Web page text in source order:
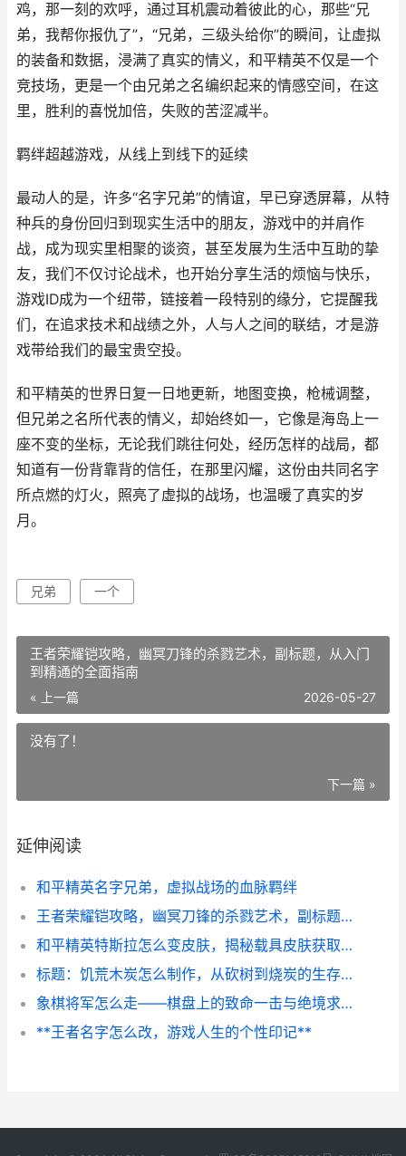
鸡，那一刻的欢呼，通过耳机震动着彼此的心，那些“兄
弟，我帮你报仇了”，“兄弟，三级头给你”的瞬间，让虚拟
的装备和数据，浸满了真实的情义，和平精英不仅是一个
竞技场，更是一个由兄弟之名编织起来的情感空间，在这
里，胜利的喜悦加倍，失败的苦涩减半。
羁绊超越游戏，从线上到线下的延续
最动人的是，许多“名字兄弟”的情谊，早已穿透屏幕，从特
种兵的身份回归到现实生活中的朋友，游戏中的并肩作
战，成为现实里相聚的谈资，甚至发展为生活中互助的挚
友，我们不仅讨论战术，也开始分享生活的烦恼与快乐，
游戏ID成为一个纽带，链接着一段特别的缘分，它提醒我
们，在追求技术和战绩之外，人与人之间的联结，才是游
戏带给我们的最宝贵空投。
和平精英的世界日复一日地更新，地图变换，枪械调整，
但兄弟之名所代表的情义，却始终如一，它像是海岛上一
座不变的坐标，无论我们跳往何处，经历怎样的战局，都
知道有一份背靠背的信任，在那里闪耀，这份由共同名字
所点燃的灯火，照亮了虚拟的战场，也温暖了真实的岁
月。
兄弟 一个
王者荣耀铠攻略，幽冥刀锋的杀戮艺术，副标题，从入门
到精通的全面指南
« 上一篇 2026-05-27
没有了！
下一篇 »
延伸阅读
和平精英名字兄弟，虚拟战场的血脉羁绊
王者荣耀铠攻略，幽冥刀锋的杀戮艺术，副标题，从入门到精通的全面指南
和平精英特斯拉怎么变皮肤，揭秘载具皮肤获取之道
标题：饥荒木炭怎么制作，从砍树到烧炭的生存指南
象棋将军怎么走——棋盘上的致命一击与绝境求生
**王者名字怎么改，游戏人生的个性印记**